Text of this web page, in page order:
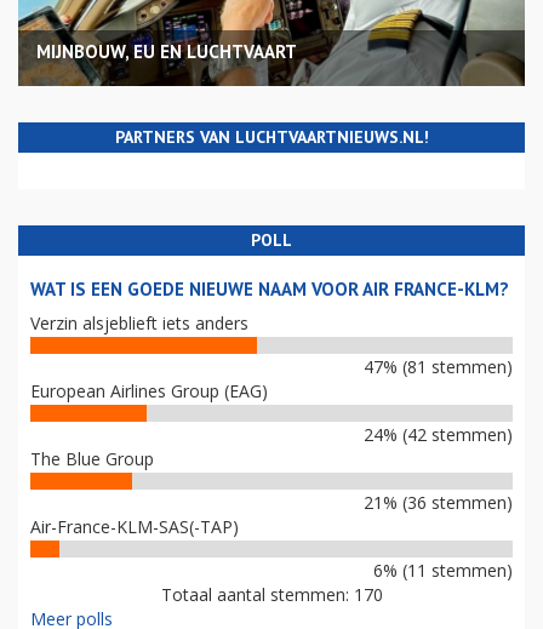
MIJNBOUW, EU EN LUCHTVAART
PARTNERS VAN LUCHTVAARTNIEUWS.NL!
POLL
WAT IS EEN GOEDE NIEUWE NAAM VOOR AIR FRANCE-KLM?
Verzin alsjeblieft iets anders
47% (81 stemmen)
European Airlines Group (EAG)
24% (42 stemmen)
The Blue Group
21% (36 stemmen)
Air-France-KLM-SAS(-TAP)
6% (11 stemmen)
Totaal aantal stemmen: 170
Meer polls